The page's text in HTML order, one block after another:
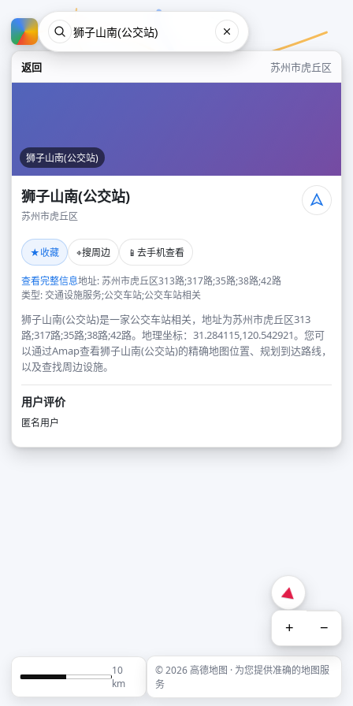
返回 苏州市虎丘区
狮子山南(公交站)
狮子山南(公交站)
苏州市虎丘区
★收藏 ⌖搜周边 📱 去手机查看
查看完整信息地址: 苏州市虎丘区313路;317路;35路;38路;42路
类型: 交通设施服务;公交车站;公交车站相关
狮子山南(公交站)是一家公交车站相关，地址为苏州市虎丘区313
路;317路;35路;38路;42路。地理坐标：31.284115,120.542921。您可
以通过Amap查看狮子山南(公交站)的精确地图位置、规划到达路线，
以及查找周边设施。
用户评价
匿名用户
+ −
10
km
© 2026 高德地图 · 为您提供准确的地图服
务